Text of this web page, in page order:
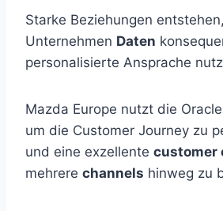
Starke Beziehungen
Unternehmen Daten
personalisierte Ansprache
Mazda Europe nutzt die
um die Customer Journey zu
und eine exzellente customer
mehrere channels hinweg zu